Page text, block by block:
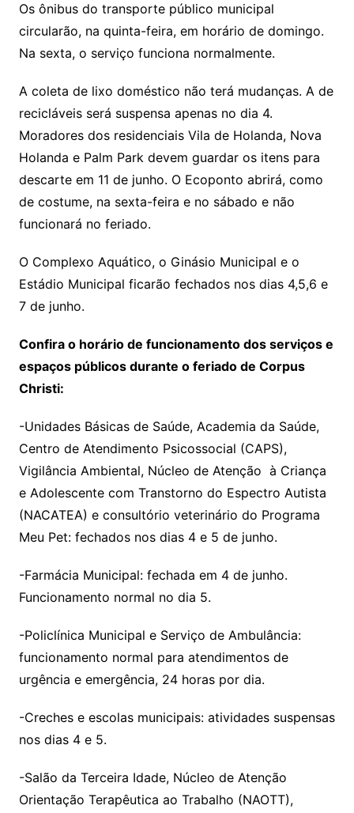
Os ônibus do transporte público municipal
circularão, na quinta-feira, em horário de domingo.
Na sexta, o serviço funciona normalmente.
A coleta de lixo doméstico não terá mudanças. A de
recicláveis será suspensa apenas no dia 4.
Moradores dos residenciais Vila de Holanda, Nova
Holanda e Palm Park devem guardar os itens para
descarte em 11 de junho. O Ecoponto abrirá, como
de costume, na sexta-feira e no sábado e não
funcionará no feriado.
O Complexo Aquático, o Ginásio Municipal e o
Estádio Municipal ficarão fechados nos dias 4,5,6 e
7 de junho.
Confira o horário de funcionamento dos serviços e
espaços públicos durante o feriado de Corpus
Christi:
-Unidades Básicas de Saúde, Academia da Saúde,
Centro de Atendimento Psicossocial (CAPS),
Vigilância Ambiental, Núcleo de Atenção à Criança
e Adolescente com Transtorno do Espectro Autista
(NACATEA) e consultório veterinário do Programa
Meu Pet: fechados nos dias 4 e 5 de junho.
-Farmácia Municipal: fechada em 4 de junho.
Funcionamento normal no dia 5.
-Policlínica Municipal e Serviço de Ambulância:
funcionamento normal para atendimentos de
urgência e emergência, 24 horas por dia.
-Creches e escolas municipais: atividades suspensas
nos dias 4 e 5.
-Salão da Terceira Idade, Núcleo de Atenção
Orientação Terapêutica ao Trabalho (NAOTT),